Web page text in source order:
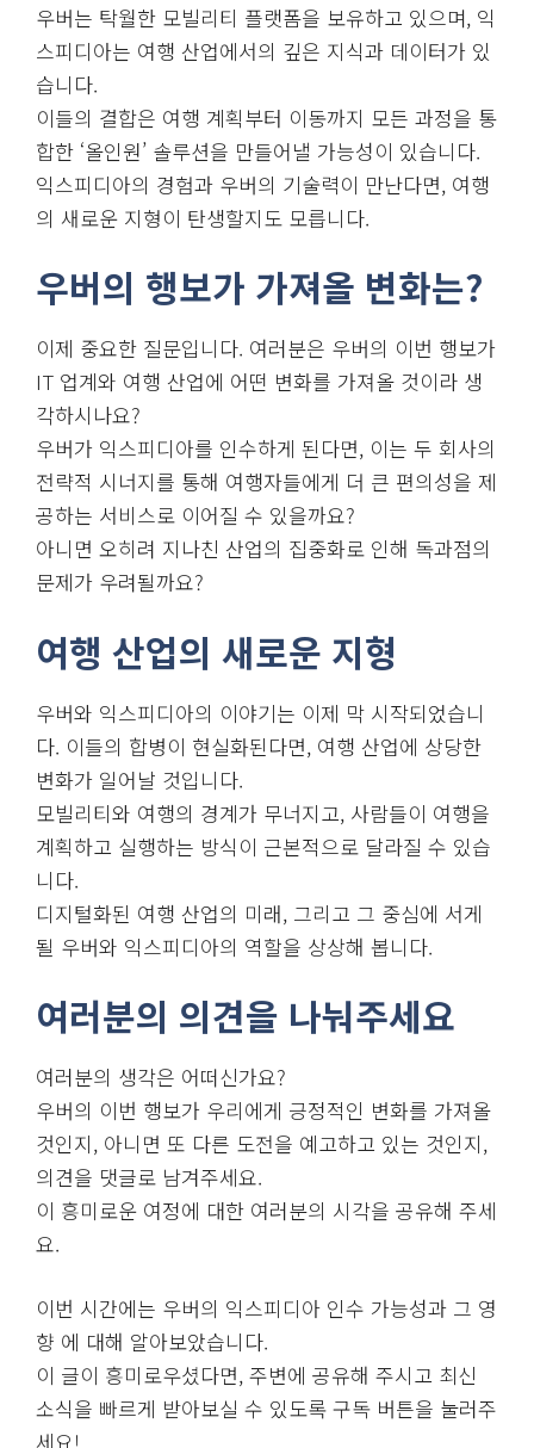
우버는 탁월한 모빌리티 플랫폼을 보유하고 있으며, 익
스피디아는 여행 산업에서의 깊은 지식과 데이터가 있
습니다.
이들의 결합은 여행 계획부터 이동까지 모든 과정을 통
합한 ‘올인원’ 솔루션을 만들어낼 가능성이 있습니다.
익스피디아의 경험과 우버의 기술력이 만난다면, 여행
의 새로운 지형이 탄생할지도 모릅니다.
우버의 행보가 가져올 변화는?
이제 중요한 질문입니다. 여러분은 우버의 이번 행보가
IT 업계와 여행 산업에 어떤 변화를 가져올 것이라 생
각하시나요?
우버가 익스피디아를 인수하게 된다면, 이는 두 회사의
전략적 시너지를 통해 여행자들에게 더 큰 편의성을 제
공하는 서비스로 이어질 수 있을까요?
아니면 오히려 지나친 산업의 집중화로 인해 독과점의
문제가 우려될까요?
여행 산업의 새로운 지형
우버와 익스피디아의 이야기는 이제 막 시작되었습니
다. 이들의 합병이 현실화된다면, 여행 산업에 상당한
변화가 일어날 것입니다.
모빌리티와 여행의 경계가 무너지고, 사람들이 여행을
계획하고 실행하는 방식이 근본적으로 달라질 수 있습
니다.
디지털화된 여행 산업의 미래, 그리고 그 중심에 서게
될 우버와 익스피디아의 역할을 상상해 봅니다.
여러분의 의견을 나눠주세요
여러분의 생각은 어떠신가요?
우버의 이번 행보가 우리에게 긍정적인 변화를 가져올
것인지, 아니면 또 다른 도전을 예고하고 있는 것인지,
의견을 댓글로 남겨주세요.
이 흥미로운 여정에 대한 여러분의 시각을 공유해 주세
요.
이번 시간에는 우버의 익스피디아 인수 가능성과 그 영
향 에 대해 알아보았습니다.
이 글이 흥미로우셨다면, 주변에 공유해 주시고 최신
소식을 빠르게 받아보실 수 있도록 구독 버튼을 눌러주
세요!